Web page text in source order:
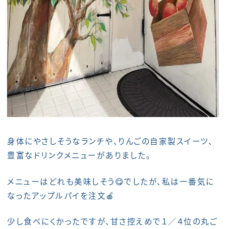
身体にやさしそうなランチや、りんごの自家製スイーツ、
豊富なドリンクメニューがありました。
メニューはどれも美味しそう😋でしたが、私は一番気に
なったアップルパイを注文🍎
少し食べにくかったですが、甘さ控えめで１／４位の丸ご